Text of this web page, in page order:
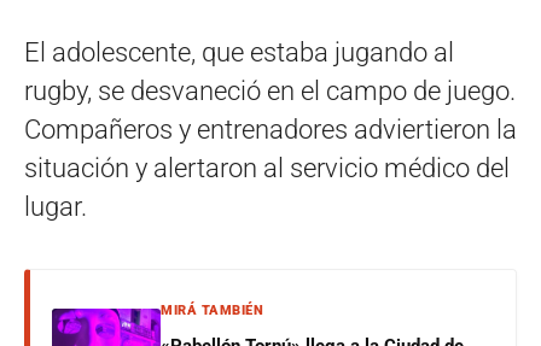
El adolescente, que estaba jugando al
rugby, se desvaneció en el campo de juego.
Compañeros y entrenadores adviertieron la
situación y alertaron al servicio médico del
lugar.
MIRÁ TAMBIÉN